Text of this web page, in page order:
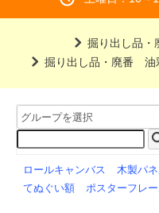
掘り出し品
掘り出し品・廃番 油
ロールキャンバス 木製パ
てぬぐい額
ポスターフレ